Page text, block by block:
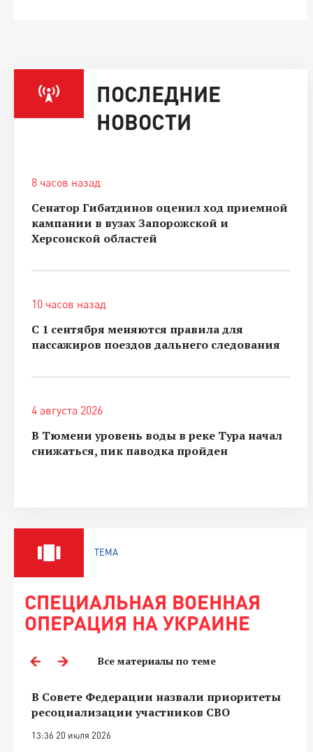
ПОСЛЕДНИЕ
НОВОСТИ
8 часов назад
Сенатор Гибатдинов оценил ход приемной
кампании в вузах Запорожской и
Херсонской областей
10 часов назад
С 1 сентября меняются правила для
пассажиров поездов дальнего следования
4 августа 2026
В Тюмени уровень воды в реке Тура начал
снижаться, пик паводка пройден
ТЕМА
СПЕЦИАЛЬНАЯ ВОЕННАЯ
ОПЕРАЦИЯ НА УКРАИНЕ
Все материалы по теме
В Совете Федерации назвали приоритеты
ресоциализации участников СВО
13:36 20 июля 2026